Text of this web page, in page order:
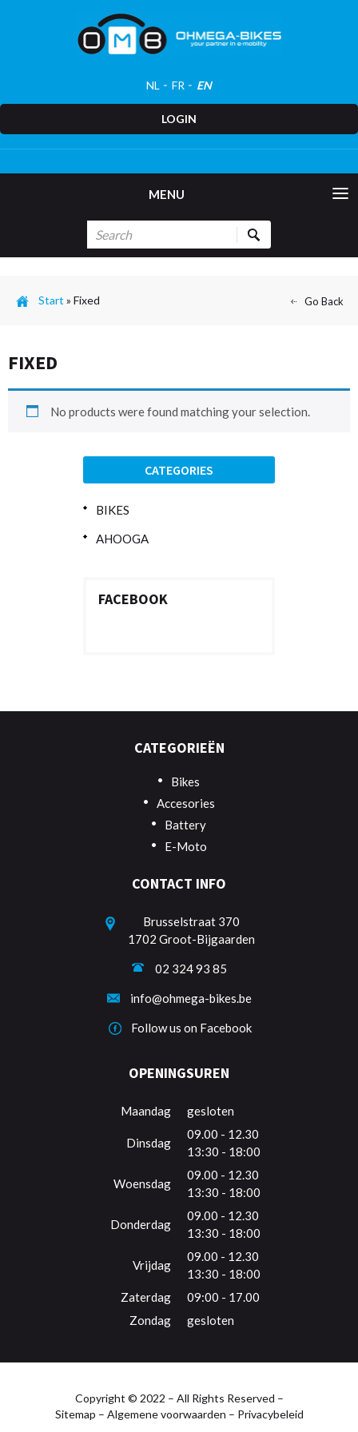
NL FR EN
LOGIN
MENU
Start » Fixed
CATEGORIES
BIKES
AHOOGA
FACEBOOK
FIXED
No products were found matching your selection.
CATEGORIEËN
Bikes
Accesories
Battery
E-Moto
CONTACT INFO
Brusselstraat 370
1702 Groot-Bijgaarden
02 324 93 85
info@ohmega-bikes.be
Follow us on Facebook
OPENINGSUREN
Maandag gesloten
Dinsdag
09.00 - 12.30
13:30 - 18:00
Woensdag
09.00 - 12.30
13:30 - 18:00
Donderdag
09.00 - 12.30
13:30 - 18:00
Vrijdag
09.00 - 12.30
13:30 - 18:00
Zaterdag
09:00 - 17.00
Zondag
gesloten
Copyright © 2022 – All Rights Reserved –
Sitemap – Algemene voorwaarden – Privacybeleid